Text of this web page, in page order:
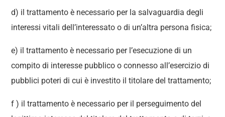
d) il trattamento è necessario per la salvaguardia degli
interessi vitali dell’interessato o di un’altra persona fisica;
e) il trattamento è necessario per l’esecuzione di un
compito di interesse pubblico o connesso all’esercizio di
pubblici poteri di cui è investito il titolare del trattamento;
f ) il trattamento è necessario per il perseguimento del